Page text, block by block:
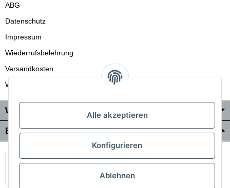
ABG
Datenschutz
Impressum
Wiederrufsbelehrung
Versandkosten
Wir liefern auch in die Schweiz
Wo Sie uns finden
Bezahlung & Versand
Alle akzeptieren
Konfigurieren
Ablehnen